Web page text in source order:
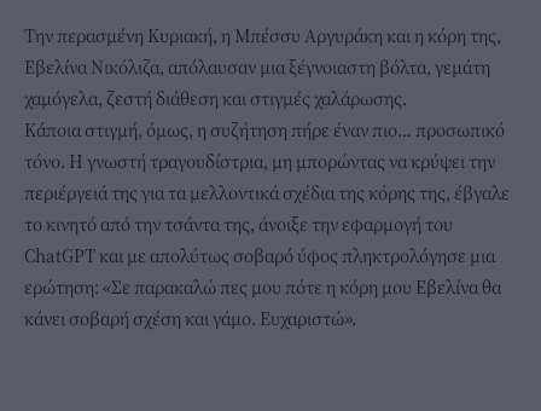
Την περασμένη Κυριακή, η Μπέσσυ Αργυράκη και η κόρη της,
Εβελίνα Νικόλιζα, απόλαυσαν μια ξέγνοιαστη βόλτα, γεμάτη
χαμόγελα, ζεστή διάθεση και στιγμές χαλάρωσης.
Κάποια στιγμή, όμως, η συζήτηση πήρε έναν πιο… προσωπικό
τόνο. Η γνωστή τραγουδίστρια, μη μπορώντας να κρύψει την
περιέργειά της για τα μελλοντικά σχέδια της κόρης της, έβγαλε
το κινητό από την τσάντα της, άνοιξε την εφαρμογή του
ChatGPT και με απολύτως σοβαρό ύφος πληκτρολόγησε μια
ερώτηση: «Σε παρακαλώ πες μου πότε η κόρη μου Εβελίνα θα
κάνει σοβαρή σχέση και γάμο. Ευχαριστώ».